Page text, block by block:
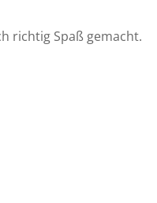
richtig Spaß gemacht.